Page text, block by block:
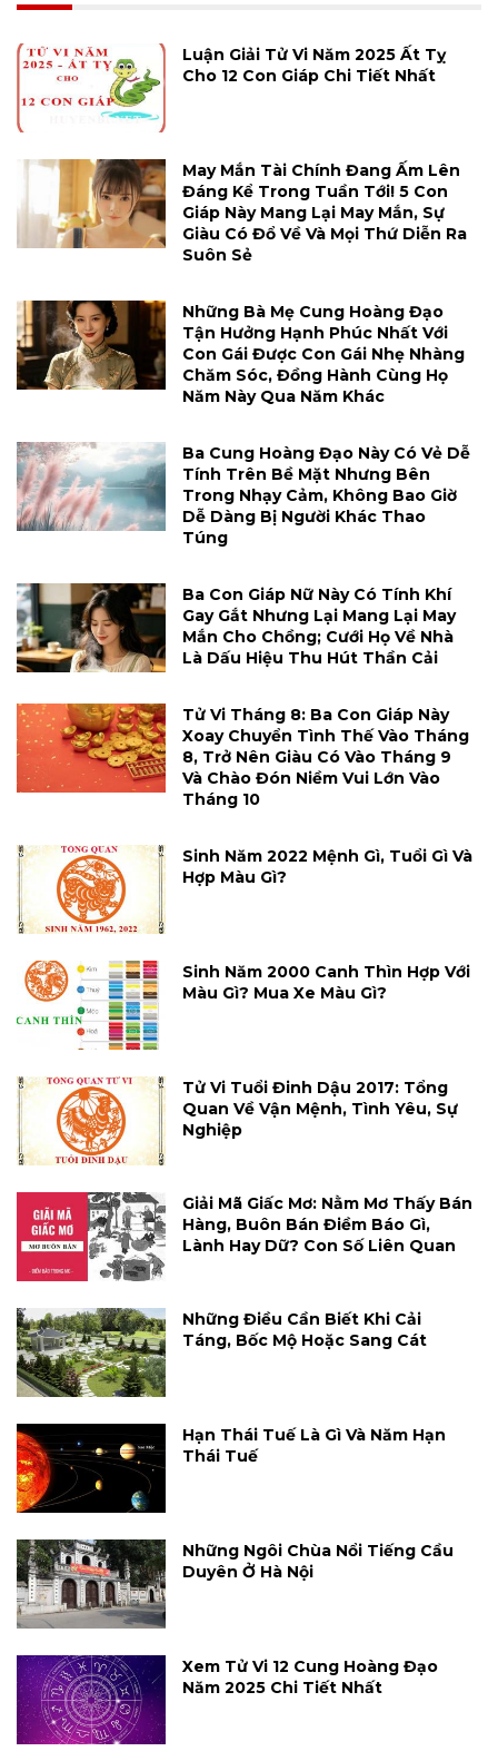
Luận Giải Tử Vi Năm 2025 Ất Tỵ
Cho 12 Con Giáp Chi Tiết Nhất
May Mắn Tài Chính Đang Ấm Lên
Đáng Kể Trong Tuần Tới! 5 Con
Giáp Này Mang Lại May Mắn, Sự
Giàu Có Đổ Về Và Mọi Thứ Diễn Ra
Suôn Sẻ
Những Bà Mẹ Cung Hoàng Đạo
Tận Hưởng Hạnh Phúc Nhất Với
Con Gái Được Con Gái Nhẹ Nhàng
Chăm Sóc, Đồng Hành Cùng Họ
Năm Này Qua Năm Khác
Ba Cung Hoàng Đạo Này Có Vẻ Dễ
Tính Trên Bề Mặt Nhưng Bên
Trong Nhạy Cảm, Không Bao Giờ
Dễ Dàng Bị Người Khác Thao
Túng
Ba Con Giáp Nữ Này Có Tính Khí
Gay Gắt Nhưng Lại Mang Lại May
Mắn Cho Chồng; Cưới Họ Về Nhà
Là Dấu Hiệu Thu Hút Thần Cải
Tử Vi Tháng 8: Ba Con Giáp Này
Xoay Chuyển Tình Thế Vào Tháng
8, Trở Nên Giàu Có Vào Tháng 9
Và Chào Đón Niềm Vui Lớn Vào
Tháng 10
Sinh Năm 2022 Mệnh Gì, Tuổi Gì Và
Hợp Màu Gì?
Sinh Năm 2000 Canh Thìn Hợp Với
Màu Gì? Mua Xe Màu Gì?
Tử Vi Tuổi Đinh Dậu 2017: Tổng
Quan Về Vận Mệnh, Tình Yêu, Sự
Nghiệp
Giải Mã Giấc Mơ: Nằm Mơ Thấy Bán
Hàng, Buôn Bán Điềm Báo Gì,
Lành Hay Dữ? Con Số Liên Quan
Những Điều Cần Biết Khi Cải
Táng, Bốc Mộ Hoặc Sang Cát
Hạn Thái Tuế Là Gì Và Năm Hạn
Thái Tuế
Những Ngôi Chùa Nổi Tiếng Cầu
Duyên Ở Hà Nội
Xem Tử Vi 12 Cung Hoàng Đạo
Năm 2025 Chi Tiết Nhất